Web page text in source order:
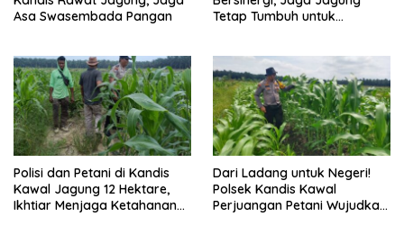
Asa Swasembada Pangan
Tetap Tumbuh untuk
Polisi dan Petani di Kandis
Kawal Jagung 12 Hektare,
Ikhtiar Menjaga Ketahanan
Dari Ladang untuk Negeri!
Polsek Kandis Kawal
Perjuangan Petani Wujudkan